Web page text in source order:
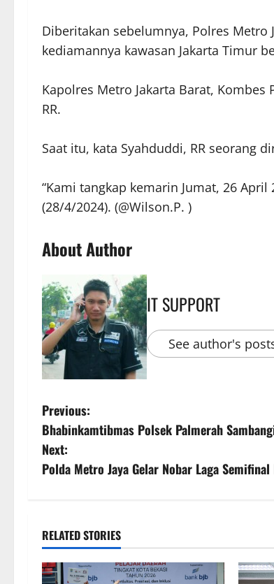
Diberitakan sebelumnya, Polres Metro
kediamannya kawasan Jakarta Timur
Kapolres Metro Jakarta Barat,
RR.
Saat itu, kata Syahduddi, RR seorang
“Kami tangkap kemarin Jumat, 26
(28/4/2024). (@Wilson.P. )
About Author
IT SUPPORT
See author's
Previous:
Bhabinkamtibmas Polsek Palmerah
Next:
Polda Metro Jaya Gelar Nobar Laga
RELATED STORIES